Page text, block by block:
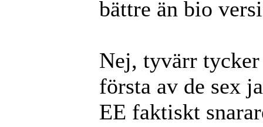
bättre än bio
Nej, tyvärr
första av de sex
EE faktiskt